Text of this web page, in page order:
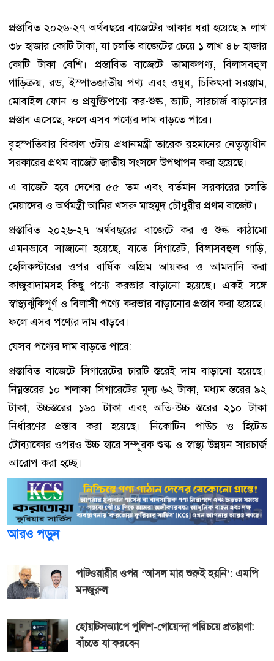
প্রস্তাবিত ২০২৬-২৭ অর্থবছরে বাজেটের আকার ধরা হয়েছে ৯ লাখ
৩৮ হাজার কোটি টাকা, যা চলতি বাজেটের চেয়ে ১ লাখ ৪৮ হাজার
কোটি টাকা বেশি। প্রস্তাবিত বাজেটে তামাকপণ্য, বিলাসবহুল
গাড়িক্রয়, রড, ইস্পাতজাতীয় পণ্য এবং ওষুধ, চিকিৎসা সরঞ্জাম,
মোবাইল ফোন ও প্রযুক্তিপণ্যে কর-শুল্ক, ভ্যাট, সারচার্জ বাড়ানোর
প্রস্তাব এসেছে, ফলে এসব পণ্যের দাম বাড়তে পারে।
বৃহস্পতিবার বিকাল ৩টায় প্রধানমন্ত্রী তারেক রহমানের নেতৃত্বাধীন
সরকারের প্রথম বাজেট জাতীয় সংসদে উপত্থাপন করা হয়েছে।
এ বাজেট হবে দেশের ৫৫ তম এবং বর্তমান সরকারের চলতি
মেয়াদের ও অর্থমন্ত্রী আমির খসরু মাহমুদ চৌধুরীর প্রথম বাজেট।
প্রস্তাবিত ২০২৬-২৭ অর্থবছরের বাজেটে কর ও শুল্ক কাঠামো
এমনভাবে সাজানো হয়েছে, যাতে সিগারেট, বিলাসবহুল গাড়ি,
হেলিকপ্টারের ওপর বার্ষিক অগ্রিম আয়কর ও আমদানি করা
কাজুবাদামসহ কিছু পণ্যে করভার বাড়ানো হয়েছে। একই সঙ্গে
স্বাস্থ্যঝুঁকিপূর্ণ ও বিলাসী পণ্যে করভার বাড়ানোর প্রস্তাব করা হয়েছে।
ফলে এসব পণ্যের দাম বাড়বে।
যেসব পণ্যের দাম বাড়তে পারে:
প্রস্তাবিত বাজেটে সিগারেটের চারটি স্তরেই দাম বাড়ানো হয়েছে।
নিম্নস্তরের ১০ শলাকা সিগারেটের মূল্য ৬২ টাকা, মধ্যম স্তরের ৯২
টাকা, উচ্চস্তরের ১৬০ টাকা এবং অতি-উচ্চ স্তরের ২১০ টাকা
নির্ধারণের প্রস্তাব করা হয়েছে। নিকোটিন পাউচ ও হিটেড
টোব্যাকোর ওপরও উচ্চ হারে সম্পূরক শুল্ক ও স্বাস্থ্য উন্নয়ন সারচার্জ
আরোপ করা হচ্ছে।
আরও পড়ুন
পাটওয়ারীর ওপর ‘আসল মার শুরুই হয়নি’: এমপি
মনজুরুল
হোয়াটসঅ্যাপে পুলিশ-গোয়েন্দা পরিচয়ে প্রতারণা:
বাঁচতে যা করবেন